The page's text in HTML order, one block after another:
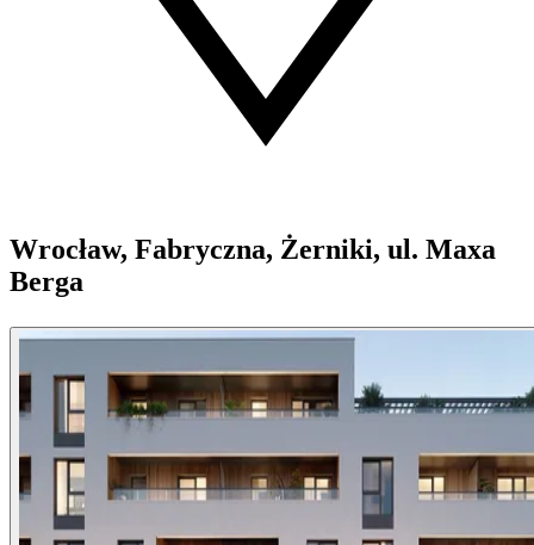
Wrocław, Fabryczna, Żerniki, ul. Maxa
Berga